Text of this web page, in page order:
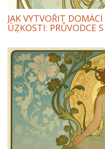
JAK VYTVOŘIT
ÚZKOSTI: PRŮVODCE